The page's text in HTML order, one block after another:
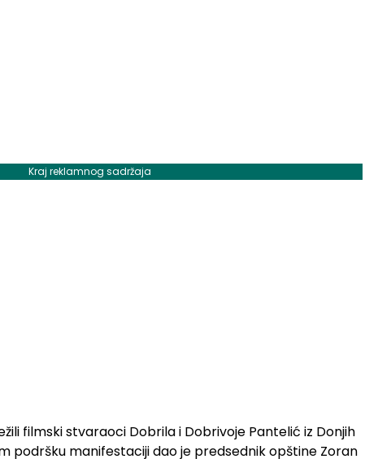
Kraj reklamnog sadržaja
filmski stvaraoci Dobrila i Dobrivoje Pantelić iz Donjih
podršku manifestaciji dao je predsednik opštine Zoran